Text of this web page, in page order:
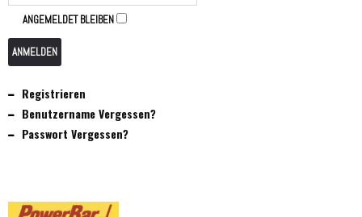
ANGEMELDET BLEIBEN
ANMELDEN
Registrieren
Benutzername Vergessen?
Passwort Vergessen?